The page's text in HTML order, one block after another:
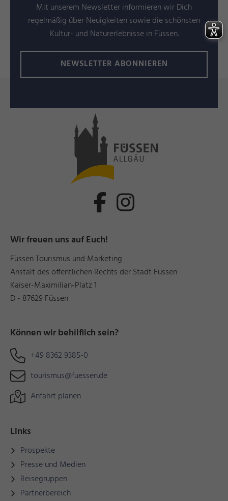
Mit unserem Newsletter informieren wir Dich
regelmäßig über Neuigkeiten sowie die schönsten
Kultur- und Naturerlebnisse in Füssen.
NEWSLETTER ABONNIEREN
Wir freuen uns auf Euch!
Füssen Tourismus und Marketing
Anstalt des öffentlichen Rechts der Stadt Füssen
Kaiser-Maximilian-Platz 1
D - 87629 Füssen
Können wir behilflich sein?
+49 8362 9385-0
tourismus@fuessen.de
Anfahrt planen
Links
Prospekte
Presse und Medien
Reisegruppen
Partnerbereich